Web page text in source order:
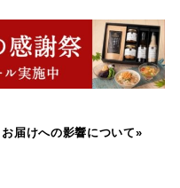
届けへの影響について»